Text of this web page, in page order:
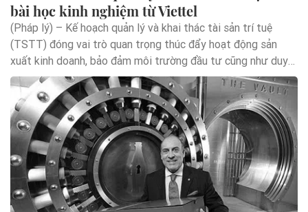
bài học kinh nghiệm từ Viettel
(Pháp lý) – Kế hoạch quản lý và khai thác tài sản trí tuệ
(TSTT) đóng vai trò quan trọng thúc đẩy hoạt động sản
xuất kinh doanh, bảo đảm môi trường đầu tư cũng như duy
trì lợi thế cạnh tranh cho doanh nghiệp. Quản lý tài sản trí
tuệ không tốt gây ra nhiều hệ lụy cho doanh nghiệp, đặc biệt
là trong vấn đề thu hút đầu tư. Tuy nhiên, trên thực tế triển
khai các doanh nghiệp vẫn chưa thực sự chú trọng và gặp
không ít khó khăn, vướng mắc.